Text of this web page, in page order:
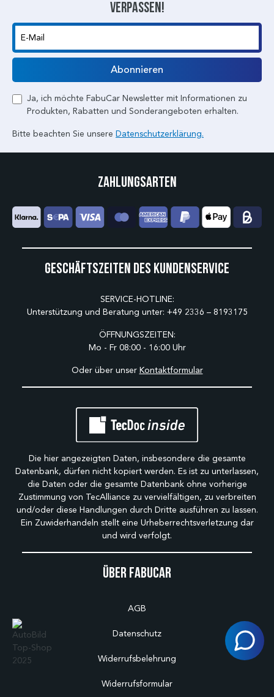
verpassen!
E-Mail
Abonnieren
Ja, ich möchte FabuCar Newsletter mit Informationen zu
Produkten, Rabatten und Sonderangeboten erhalten.
Bitte beachten Sie unsere Datenschutzerklärung.
Über Fabucar
AGB
Datenschutz
Widerrufsbelehrung
Widerrufsformular
Geschäftszeiten des Kundenservice
SERVICE-HOTLINE:
Unterstützung und Beratung unter: +49 2336 – 8193175
ÖFFNUNGSZEITEN:
Mo - Fr 08:00 - 16:00 Uhr
Oder über unser Kontaktformular
Zahlungsarten
Die hier angezeigten Daten, insbesondere die gesamte
Datenbank, dürfen nicht kopiert werden. Es ist zu unterlassen,
die Daten oder die gesamte Datenbank ohne vorherige
Zustimmung von TecAlliance zu vervielfältigen, zu verbreiten
und/oder diese Handlungen durch Dritte ausführen zu lassen.
Ein Zuwiderhandeln stellt eine Urheberrechtsverletzung dar
und wird verfolgt.